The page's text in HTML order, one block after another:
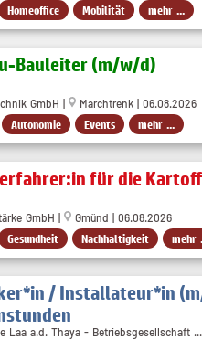
Homeoffice Mobilität mehr ...
Bauleiter (m/w/d)
GmbH | Marchtrenk | 06.08.2026
Autonomie Events mehr ...
für die
GmbH | Gmünd | 06.08.2026
Gesundheit Nachhaltigkeit mehr
/ Installateur*in
Laa a.d. Thaya - Betriebsgesellschaft